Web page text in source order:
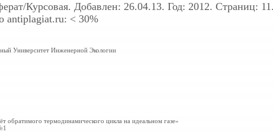
Курсовая. Добавлен: 26.04.13. Год: 2012. Страниц: 11.
antiplagiat.ru: < 30%
Университет Инженерной Экологии
обратимого термодинамического цикла на идеальном газе»